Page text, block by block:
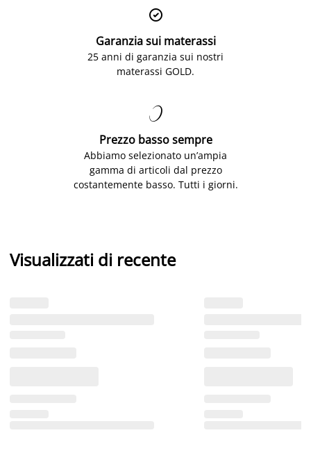

Garanzia sui materassi
25 anni di garanzia sui nostri
materassi GOLD.

Prezzo basso sempre
Abbiamo selezionato un’ampia
gamma di articoli dal prezzo
costantemente basso. Tutti i giorni.
Visualizzati di recente